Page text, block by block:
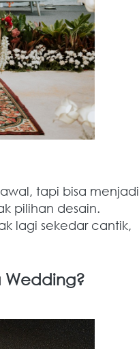
tapi bisa menjadi
pilihan desain.
lagi sekedar cantik,
Wedding?